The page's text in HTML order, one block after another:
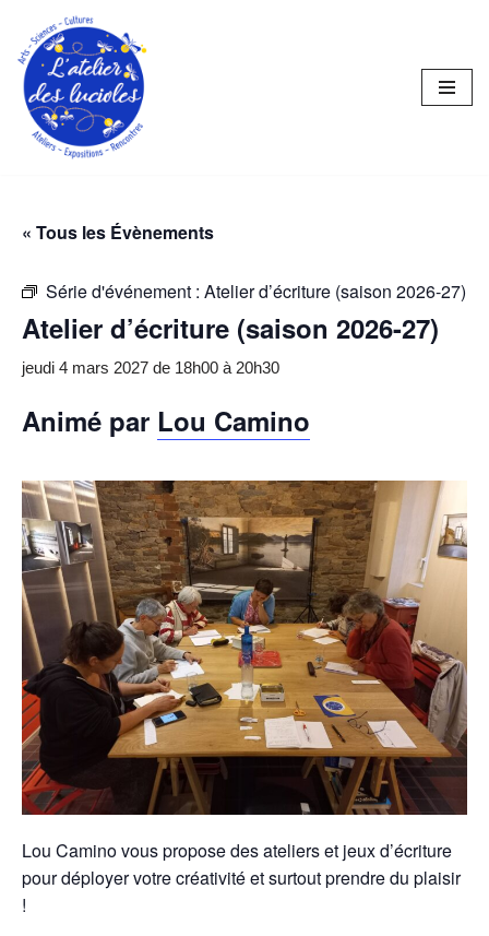
Aller
au
contenu
« Tous les Évènements
Série d'événement : Atelier d’écriture (saison 2026-27)
Atelier d’écriture (saison 2026-27)
jeudi 4 mars 2027 de 18h00 à20h30
Animé par Lou Camino
Lou Camino vous propose des ateliers et jeux d’écriture
pour déployer votre créativité et surtout prendre du plaisir
!